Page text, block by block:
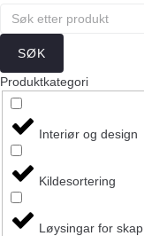
SØK
Produktkategori
Interiør og design
Kildesortering
Løysingar for skap